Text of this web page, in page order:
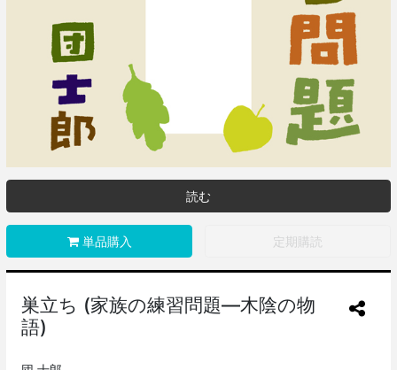
読む
単品購入 定期購読
巣立ち (家族の練習問題―木陰の物
語)